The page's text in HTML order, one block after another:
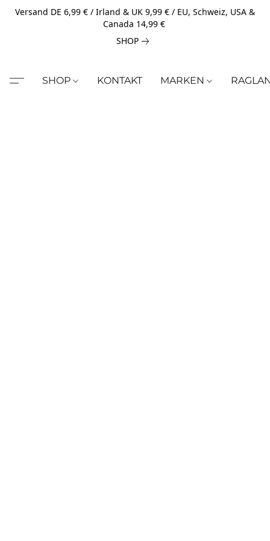
Versand DE 6,99 € / Irland & UK 9,99 € / EU, Schweiz, USA &
Canada 14,99 €
SHOP
SHOP KONTAKT MARKEN